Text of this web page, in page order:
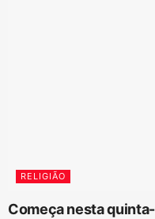
RELIGIÃO
Começa nesta